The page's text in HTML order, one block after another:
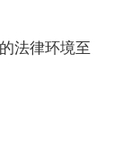
法律环境至